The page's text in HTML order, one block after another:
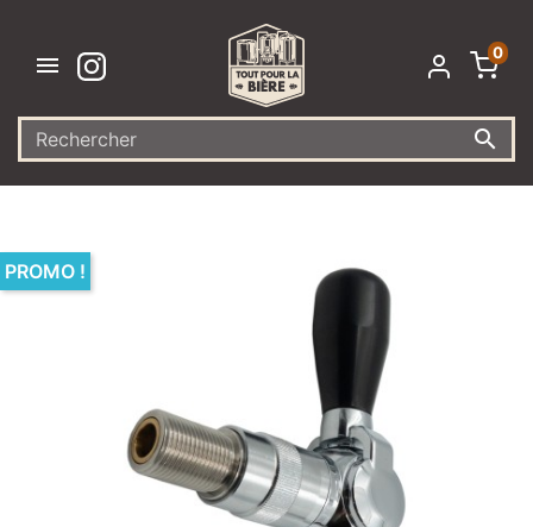


0
PROMO !